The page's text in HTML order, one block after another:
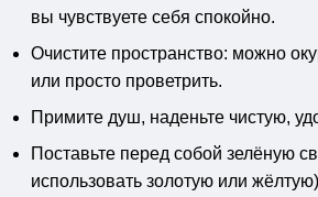
вы чувствуете себя спокойно.
Очистите пространство: можно
или просто проветрить.
Примите душ, наденьте чистую,
Поставьте перед собой зелёную
использовать золотую или